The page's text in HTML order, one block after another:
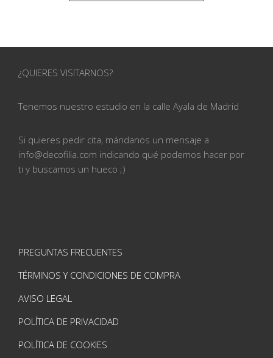
¿QUIERES VISITARNOS?
Tenemos nuestro estudio en la calle Ayala de Madrid
Si quieres pedir cita, mándanos un mensaje a
info@decofilia.com indicando qué podemos hacer por
ti y buscamos un hueco ;)
PREGUNTAS FRECUENTES
TÉRMINOS Y CONDICIONES DE COMPRA
AVISO LEGAL
POLÍTICA DE PRIVACIDAD
POLÍTICA DE COOKIES